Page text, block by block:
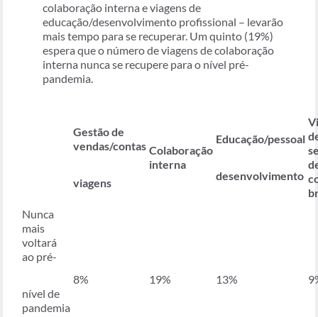
colaboração interna e viagens de
educação/desenvolvimento profissional – levarão
mais tempo para se recuperar. Um quinto (19%)
espera que o número de viagens de colaboração
interna nunca se recupere para o nível pré-
pandemia.
Gestão de
vendas/contas
viagens
Colaboração
interna
Educação/pessoal
desenvolvimento
Nunca
mais
voltará
ao pré-
nível de
pandemia
8% 19% 13%